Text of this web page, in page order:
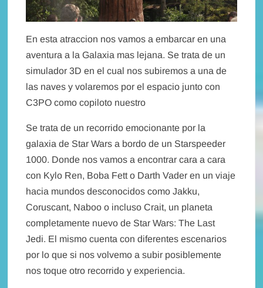
En esta atraccion nos vamos a embarcar en una
aventura a la Galaxia mas lejana. Se trata de un
simulador 3D en el cual nos subiremos a una de
las naves y volaremos por el espacio junto con
C3PO como copiloto nuestro
Se trata de un recorrido emocionante por la
galaxia de Star Wars a bordo de un Starspeeder
1000. Donde nos vamos a encontrar cara a cara
con Kylo Ren, Boba Fett o Darth Vader en un viaje
hacia mundos desconocidos como Jakku,
Coruscant, Naboo o incluso Crait, un planeta
completamente nuevo de Star Wars: The Last
Jedi. El mismo cuenta con diferentes escenarios
por lo que si nos volvemo a subir posiblemente
nos toque otro recorrido y experiencia.